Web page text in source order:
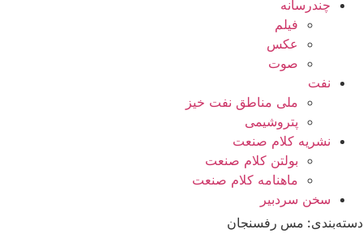
چندرسانه
فیلم
عکس
صوت
نفت
ملی مناطق نفت خیز
پتروشیمی
نشریه کلام صنعت
بولتن کلام صنعت
ماهنامه کلام صنعت
سخن سردبیر
دسته‌بندی: مس رفسنجان